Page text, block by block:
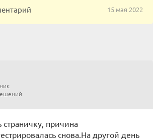
15 мая 2022
страничку, причина
снова.На другой день